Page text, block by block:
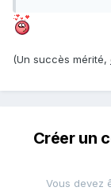
(Un succès mérité,
Créer un
Vous devez